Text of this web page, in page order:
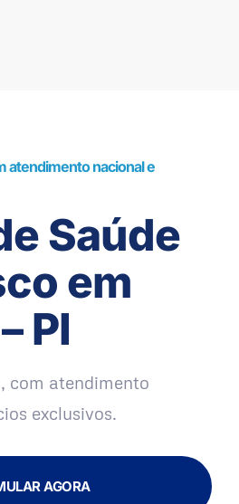
atendimento nacional e
Saúde
em
PI
com atendimento
exclusivos.
AGORA